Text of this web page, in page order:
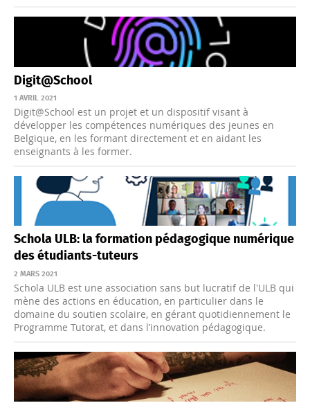
Digit@School
1 AVRIL 2021
Digit@School est un projet et un dispositif visant à
développer les compétences numériques des jeunes en
Belgique, en les formant directement et en aidant les
enseignants à les former.
Schola ULB: la formation pédagogique numérique
des étudiants-tuteurs
2 MARS 2021
Schola ULB est une association sans but lucratif de l'ULB qui
mène des actions en éducation, en particulier dans le
domaine du soutien scolaire, en gérant quotidiennement le
Programme Tutorat, et dans l’innovation pédagogique.